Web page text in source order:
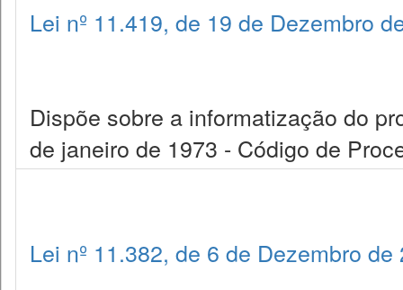
Lei nº 11.419, de 19 de Dezembro
Dispõe sobre a informatização do
de janeiro de 1973 - Código de
Lei nº 11.382, de 6 de Dezembro de